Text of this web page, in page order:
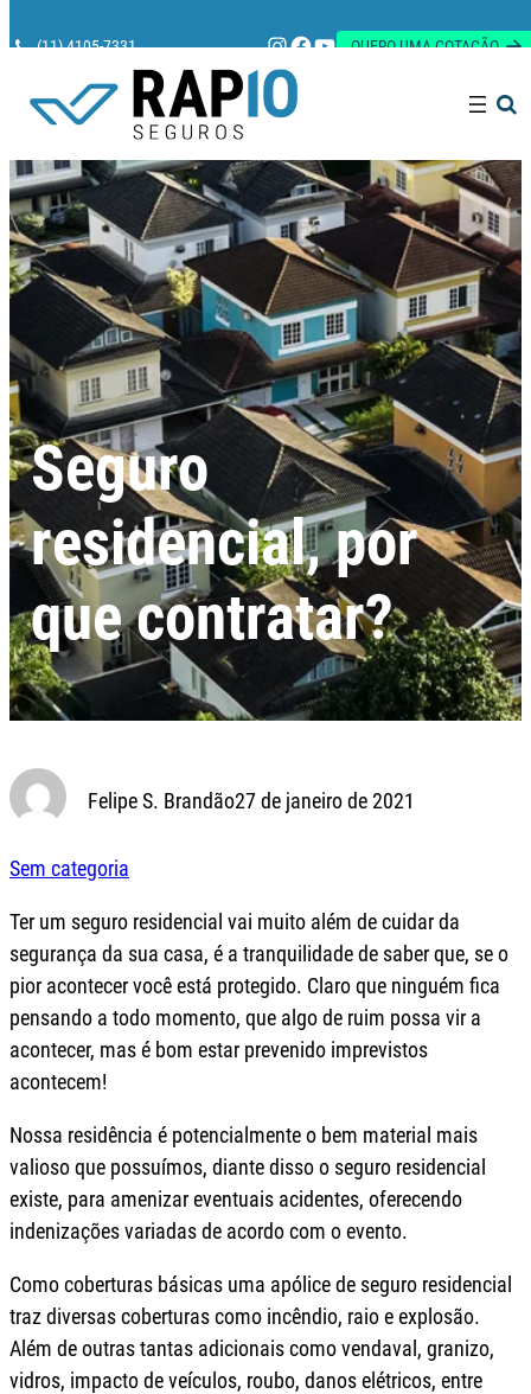
(11) 4105-7331 Instagram
Facebook
Youtube
QUERO UMA COTAÇÃO
Seguro
residencial, por
que contratar?
Felipe S. Brandão27 de janeiro de 2021
Sem categoria
Ter um seguro residencial vai muito além de cuidar da
segurança da sua casa, é a tranquilidade de saber que, se o
pior acontecer você está protegido. Claro que ninguém fica
pensando a todo momento, que algo de ruim possa vir a
acontecer, mas é bom estar prevenido imprevistos
acontecem!
Nossa residência é potencialmente o bem material mais
valioso que possuímos, diante disso o seguro residencial
existe, para amenizar eventuais acidentes, oferecendo
indenizações variadas de acordo com o evento.
Como coberturas básicas uma apólice de seguro residencial
traz diversas coberturas como incêndio, raio e explosão.
Além de outras tantas adicionais como vendaval, granizo,
vidros, impacto de veículos, roubo, danos elétricos, entre